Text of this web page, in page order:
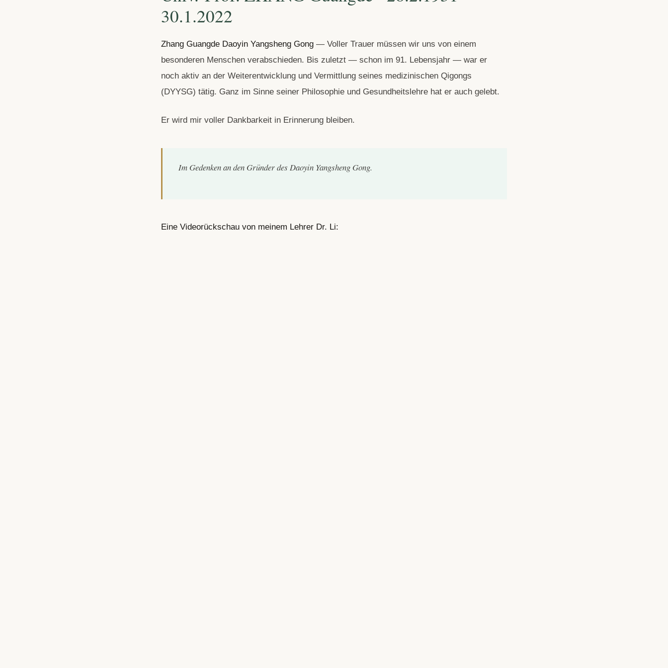
30.1.2022
Zhang Guangde Daoyin Yangsheng Gong — Voller Trauer müssen wir uns von einem
besonderen Menschen verabschieden. Bis zuletzt — schon im 91. Lebensjahr — war er
noch aktiv an der Weiterentwicklung und Vermittlung seines medizinischen Qigongs
(DYYSG) tätig. Ganz im Sinne seiner Philosophie und Gesundheitslehre hat er auch gelebt.
Er wird mir voller Dankbarkeit in Erinnerung bleiben.
Im Gedenken an den Gründer des Daoyin Yangsheng Gong.
Eine Videorückschau von meinem Lehrer Dr. Li: